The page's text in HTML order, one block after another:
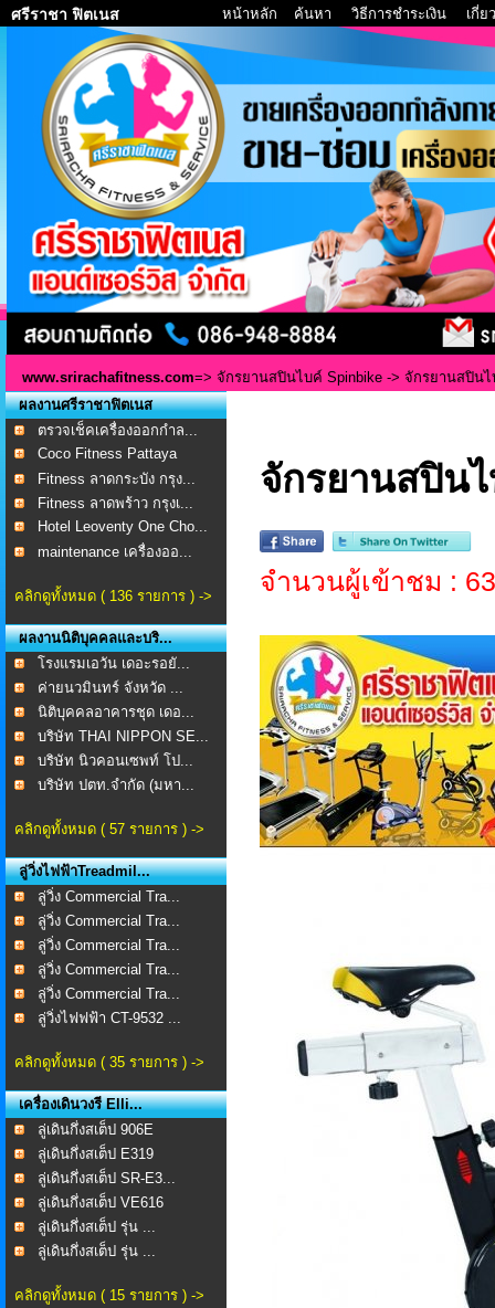
ศรีราชา ฟิตเนส หน้าหลัก ค้นหา วิธีการชำระเงิน เกี่ย
www.srirachafitness.com=> จักรยานสปินไบค์ Spinbike -> จักรยานสปินไ
ผลงานศรีราชาฟิตเนส
ตรวจเช็คเครื่องออกกำล...
Coco Fitness Pattaya
Fitness ลาดกระบัง กรุง...
Fitness ลาดพร้าว กรุงเ...
Hotel Leoventy One Cho...
maintenance เครื่องออ...
คลิกดูทั้งหมด ( 136 รายการ ) ->
ผลงานนิติบุคคลและบริ...
โรงแรมเอวัน เดอะรอยั...
ค่ายนวมินทร์ จังหวัด ...
นิติบุคคลอาคารชุด เดอ...
บริษัท THAI NIPPON SE...
บริษัท นิวคอนเซพท์ โป...
บริษัท ปตท.จำกัด (มหา...
คลิกดูทั้งหมด ( 57 รายการ ) ->
ลู่วิ่งไฟฟ้าTreadmil...
ลู่วิ่ง Commercial Tra...
ลู่วิ่ง Commercial Tra...
ลู่วิ่ง Commercial Tra...
ลู่วิ่ง Commercial Tra...
ลู่วิ่ง Commercial Tra...
ลู่วิ่งไฟฟฟ้า CT-9532 ...
คลิกดูทั้งหมด ( 35 รายการ ) ->
เครื่องเดินวงรี Elli...
ลู่เดินกึ่งสเต็ป 906E
ลู่เดินกึ่งสเต็ป E319
ลู่เดินกึ่งสเต็ป SR-E3...
ลู่เดินกึ่งสเต็ป VE616
ลู่เดินกึ่งสเต็ป รุ่น ...
ลู่เดินกึ่งสเต็ป รุ่น ...
คลิกดูทั้งหมด ( 15 รายการ ) ->
จักรยานสปิน
จำนวนผู้เข้าชม :